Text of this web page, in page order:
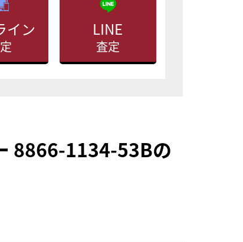
イン LINE
査定
8866-1134-53Bの